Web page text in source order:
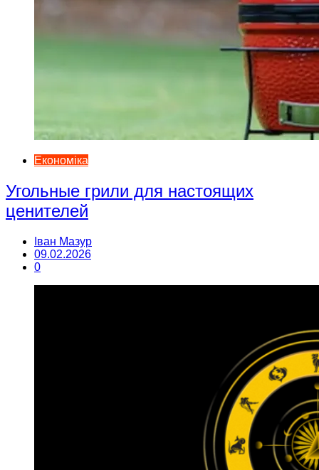
Економіка
Угольные грили для настоящих
ценителей
Іван Мазур
09.02.2026
0